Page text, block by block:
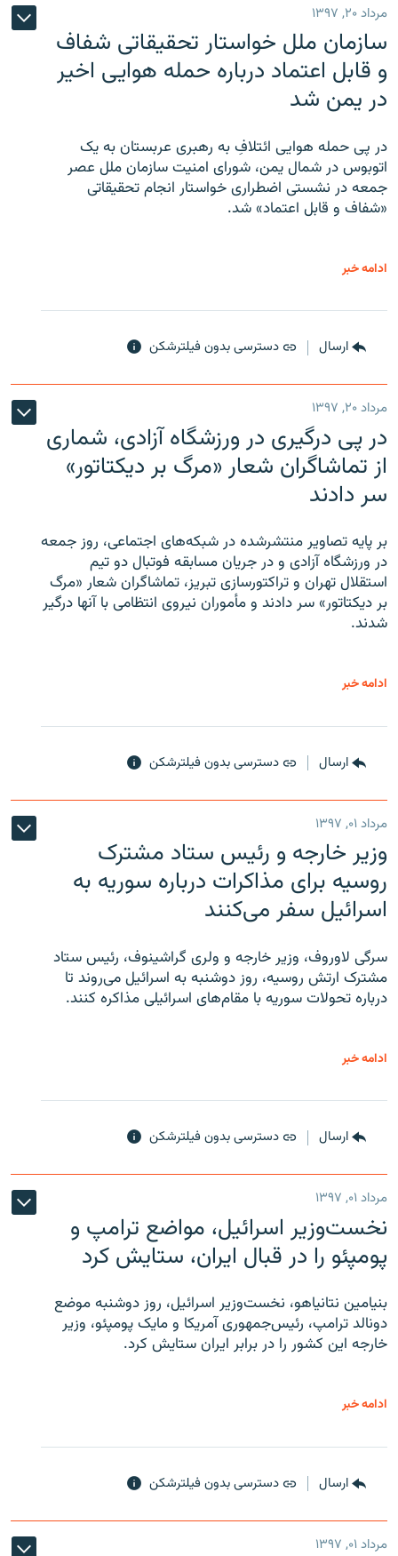
مرداد ۲۰, ۱۳۹۷
سازمان ملل خواستار تحقیقاتی شفاف
و قابل اعتماد درباره حمله هوایی اخیر
در یمن شد
در پی حمله هوایی ائتلافِ به رهبری عربستان به یک
اتوبوس در شمال یمن، شورای امنیت سازمان ملل عصر
جمعه در نشستی اضطراری خواستار انجام تحقیقاتی
«شفاف و قابل اعتماد» شد.
ادامه خبر
ارسال دسترسی بدون فیلترشکن
مرداد ۲۰, ۱۳۹۷
در پی درگیری در ورزشگاه آزادی، شماری
از تماشاگران شعار «مرگ بر دیکتاتور»
سر دادند
بر پایه تصاویر منتشرشده در شبکه‌های اجتماعی، روز جمعه
در ورزشگاه آزادی و در جریان مسابقه فوتبال دو تیم
استقلال تهران و تراکتورسازی تبریز، تماشاگران شعار «مرگ
بر دیکتاتور» سر دادند و مأموران نیروی انتظامی با آنها درگیر
شدند.
ادامه خبر
ارسال دسترسی بدون فیلترشکن
مرداد ۰۱, ۱۳۹۷
وزیر خارجه و رئیس‌ ستاد مشترک
روسیه برای مذاکرات درباره سوریه به
اسرائیل سفر می‌کنند
سرگی لاوروف، وزیر خارجه و ولری گراشینوف، رئیس ستاد
مشترک ارتش روسیه، روز دوشنبه به اسرائیل می‌روند تا
درباره تحولات سوریه با مقام‌های اسرائیلی مذاکره کنند.
ادامه خبر
ارسال دسترسی بدون فیلترشکن
مرداد ۰۱, ۱۳۹۷
نخست‌وزیر اسرائیل، مواضع ترامپ و
پومپئو را در قبال ایران، ستایش کرد
بنیامین نتانیاهو، نخست‌وزیر اسرائیل، روز دوشنبه موضع
دونالد ترامپ، رئیس‌جمهوری آمریکا و مایک پومپئو، وزیر
خارجه این کشور را در برابر ایران ستایش کرد.
ادامه خبر
ارسال دسترسی بدون فیلترشکن
مرداد ۰۱, ۱۳۹۷